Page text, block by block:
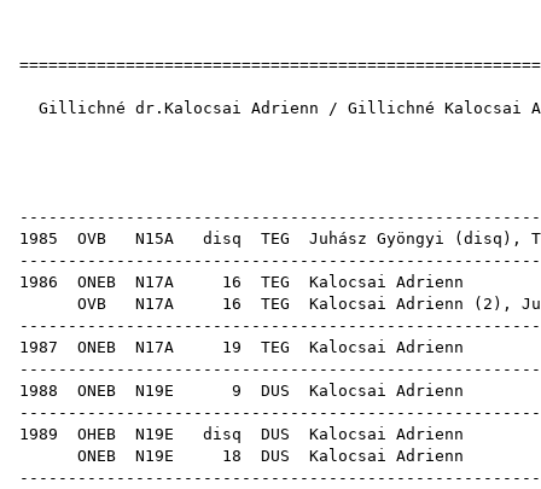
Gillichné dr.Kalocsai Adrienn / Gillichné Kalocsai
1985 OVB N15A disq TEG Juhász Gyöngyi ( disq ),
1986 ONEB N17A 16 TEG
OVB N17A 16 TEG Kalocsai Adrienn ( 2 ),
1987 ONEB N17A 19 TEG
1988 ONEB N19E 9 DUS
1989 OHEB N19E disq DUS
ONEB N19E 18 DUS